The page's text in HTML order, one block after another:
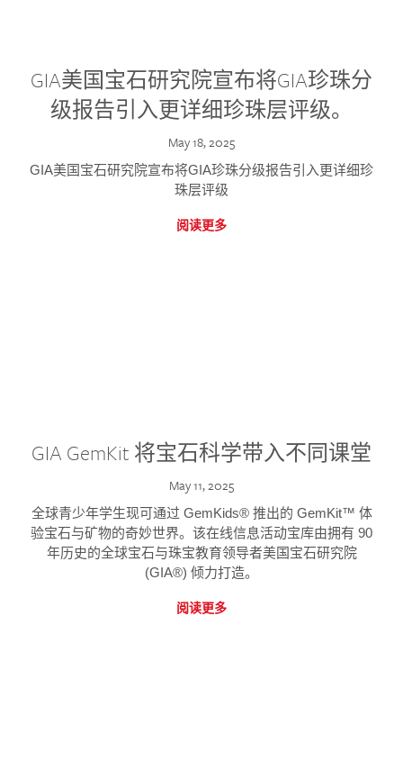
GIA美国宝石研究院宣布将GIA珍珠分
级报告引入更详细珍珠层评级。
May 18, 2025
GIA美国宝石研究院宣布将GIA珍珠分级报告引入更详细珍
珠层评级
阅读更多
GIA GemKit 将宝石科学带入不同课堂
May 11, 2025
全球青少年学生现可通过 GemKids® 推出的 GemKit™ 体
验宝石与矿物的奇妙世界。该在线信息活动宝库由拥有 90
年历史的全球宝石与珠宝教育领导者美国宝石研究院
(GIA®) 倾力打造。
阅读更多